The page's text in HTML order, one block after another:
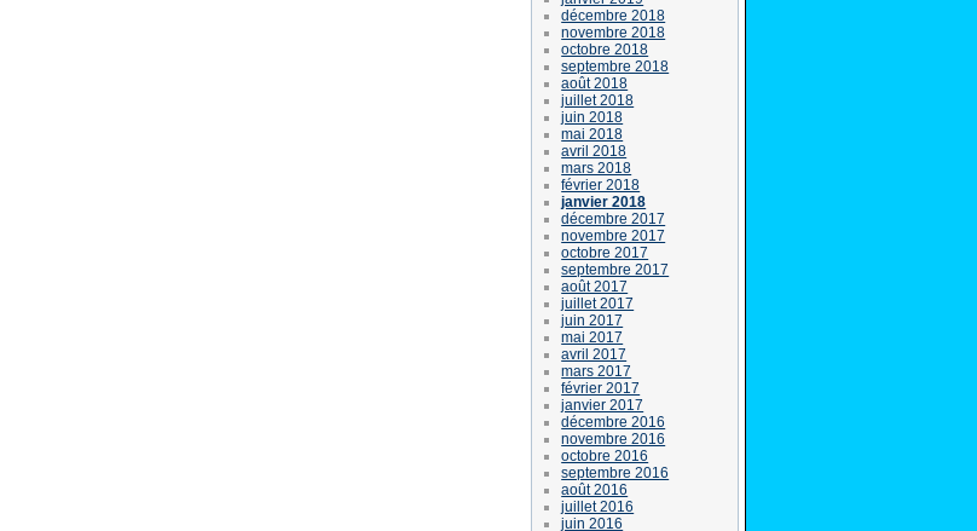
décembre 2018
novembre 2018
octobre 2018
septembre 2018
août 2018
juillet 2018
juin 2018
mai 2018
avril 2018
mars 2018
février 2018
janvier 2018
décembre 2017
novembre 2017
octobre 2017
septembre 2017
août 2017
juillet 2017
juin 2017
mai 2017
avril 2017
mars 2017
février 2017
janvier 2017
décembre 2016
novembre 2016
octobre 2016
septembre 2016
août 2016
juillet 2016
juin 2016